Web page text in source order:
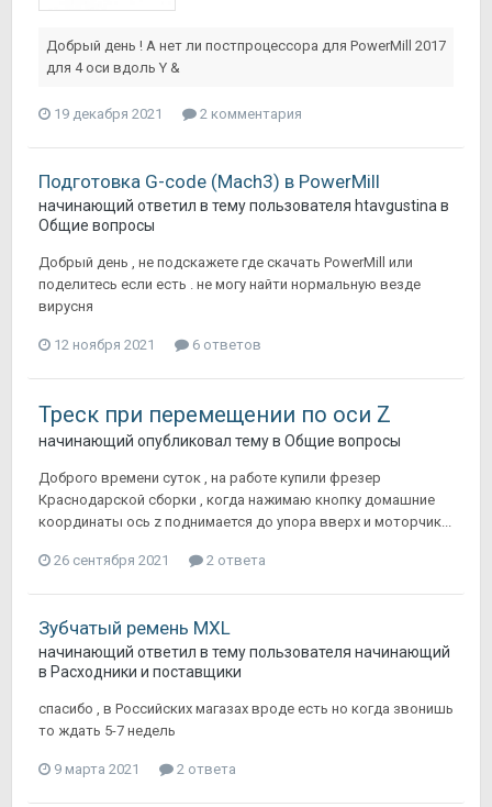
Добрый день ! А нет ли постпроцессора для PowerMill 2017
для 4 оси вдоль Y &
19 декабря 2021 2 комментария
Подготовка G-code (Mach3) в PowerMill
начинающий ответил в тему пользователя htavgustina в
Общие вопросы
Добрый день , не подскажете где скачать PowerMill или
поделитесь если есть . не могу найти нормальную везде
вирусня
12 ноября 2021 6 ответов
Треск при перемещении по оси Z
начинающий опубликовал тему в Общие вопросы
Доброго времени суток , на работе купили фрезер
Краснодарской сборки , когда нажимаю кнопку домашние
координаты ось z поднимается до упора вверх и моторчик...
26 сентября 2021 2 ответа
Зубчатый ремень MXL
начинающий ответил в тему пользователя начинающий
в Расходники и поставщики
спасибо , в Российских магазах вроде есть но когда звонишь
то ждать 5-7 недель
9 марта 2021 2 ответа